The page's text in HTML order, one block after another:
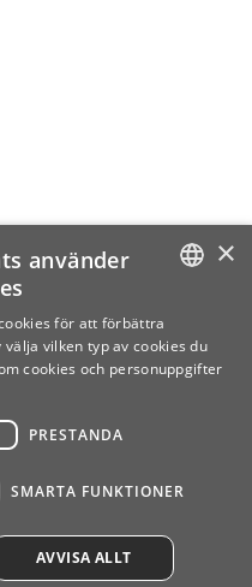
SWEDISH
×
använder
för att förbättra
vilken typ av cookies du
cookies och personuppgifter
PRESTANDA
SMARTA FUNKTIONER
AVVISA ALLT